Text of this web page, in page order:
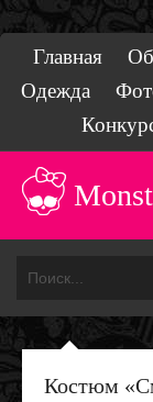
Главная
Одежда
Костюм